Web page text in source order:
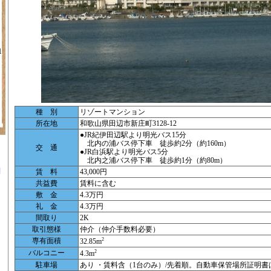
種 別
リゾートマンション
所在地
和歌山県田辺市新庄町3128-12
交 通
●JR紀伊田辺駅より明光バス15分
北内の浦バス停下車 徒歩約2分（約160m）
●JR白浜駅より明光バス5分
北内之浦バス停下車 徒歩約1分（約80m）
賃 料
43,000円
共益費
賃料に含む
敷 金
4.3万円
礼 金
4.3万円
間取り
2K
取引態様
仲介（仲介手数料必要）
専有面積
32.85m2
バルコニー 4.3m2
駐車場 あり ・賃料含（1台のみ）/先着順。自動車保管場所証明